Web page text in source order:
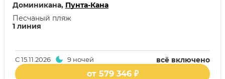
Доминикана, Пунта-Кана
1 линия
Песчаный пляж
всё включено
С15.11.2026 9 ночей
от 579 346 ₽